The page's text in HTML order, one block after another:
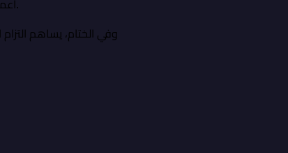
أعمالها الواسعة، تواصل الرحيق الدولية للاستيراد والتصدير تقديم حلول توريد موثوقة تخدم مختلف القطاعات الاقتصادية.
وفي الختام، يساهم